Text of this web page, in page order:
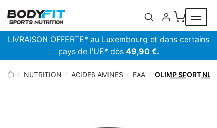
LIVRAISON OFFERTE* au Luxembourg et dans certains
pays de l'UE* dès 49,90 €.
/ NUTRITION / ACIDES AMINÉS / EAA / OLIMP SPORT